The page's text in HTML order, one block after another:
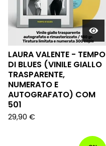
LAURA VALENTE - TEMPO
DI BLUES (VINILE GIALLO
TRASPARENTE,
NUMERATO E
AUTOGRAFATO) COM
501
29,90 €